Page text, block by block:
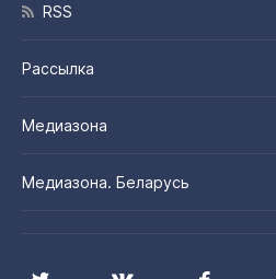
RSS
Рассылка
Медиазона
Медиазона. Беларусь